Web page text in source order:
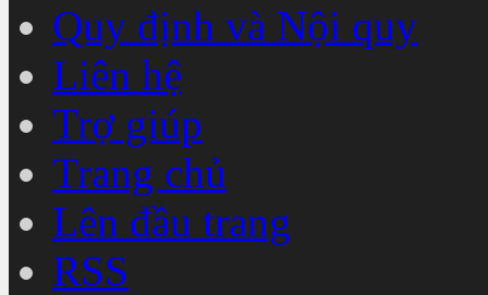
Quy định và Nội quy
Liên hệ
Trợ giúp
Trang chủ
Lên đầu trang
RSS